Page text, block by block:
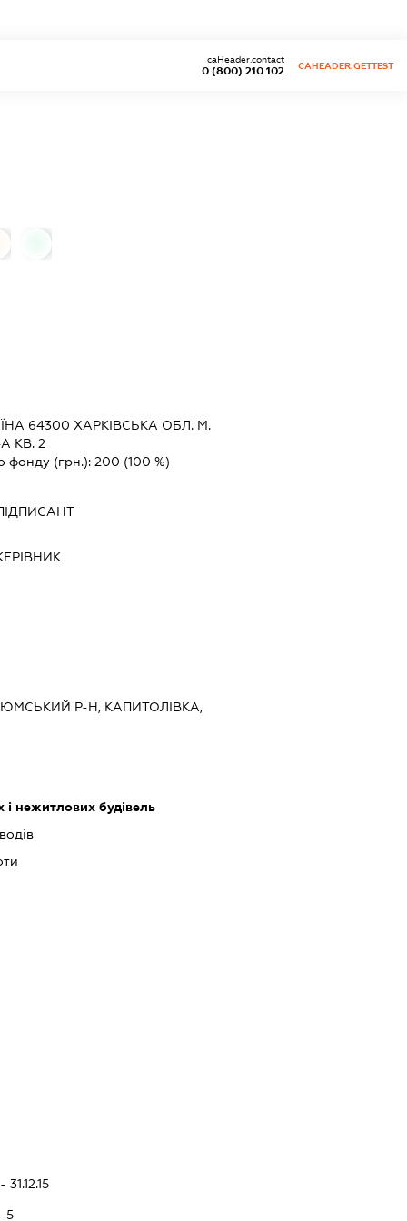
0 (800) 210 102
caHeader.contact
CAHEADER.GETTEST
64300 ХАРКIВСЬКА ОБЛ. М.
КВ. 2
фонду (грн.): 200 (100 %)
Р-Н, КАПИТОЛІВКА,
нежитлових будівель
5